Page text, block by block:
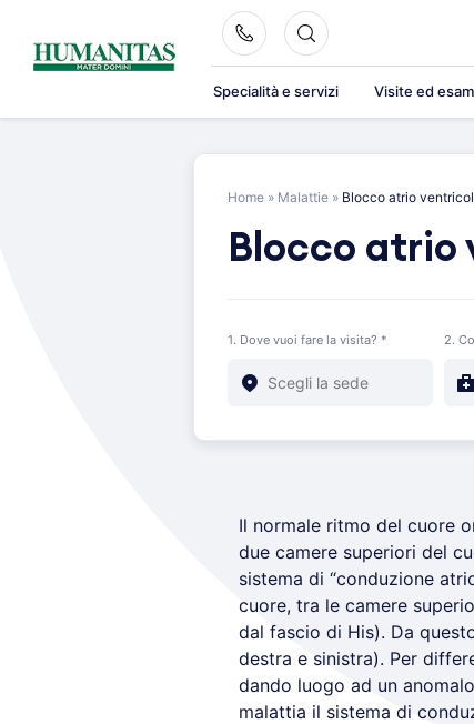
content
Specialità e servizi Visite ed
Home » Malattie » Blocco atrio
Blocco atrio
1. Dove vuoi fare la visita? * 2.
Il normale ritmo del cuore
due camere superiori del
sistema di “conduzione
cuore, tra le camere
dal fascio di His). Da
destra e sinistra). Per
dando luogo ad un
malattia il sistema di